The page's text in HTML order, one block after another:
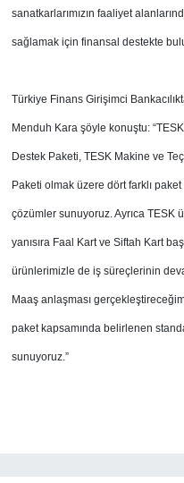
sanatkarlarımızın faaliyet
sağlamak için finansal destekte
Türkiye Finans Girişimci
Menduh Kara şöyle konuştu:
Destek Paketi, TESK Makine ve
Paketi olmak üzere dört farklı
çözümler sunuyoruz. Ayrıca TESK
yanısıra Faal Kart ve Siftah Kart
ürünlerimizle de iş süreçlerinin
Maaş anlaşması
paket kapsamında belirlenen
sunuyoruz.”